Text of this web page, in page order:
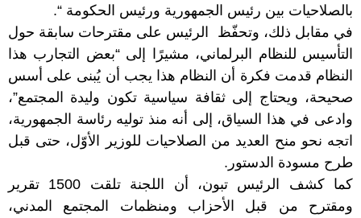
بالصلاحيات بين رئيس الجمهورية ورئيس الحكومة “.
في مقابل ذلك، وتحفّظ الرئيس على مقترحات سابقة حول
التأسيس للنظام البرلماني، مشيرًا إلى “بعض التجارب هذا
النظام قدمت فكرة أن النظام هذا يجب أن يُبنى على أسس
صحيحة، ويحتاج إلى ثقافة سياسية تكون وليدة المجتمع”،
وادعى في هذا السياق، إلى أنه منذ توليه رئاسة الجمهورية،
اتجه نحو منح العديد من الصلاحيات للوزير الأوّل، حتى قبل
طرح مسودة الدستور.
كما كشف الرئيس تبون، أن اللجنة تلقت 1500 تقرير
ومقترح من قبل الأحزاب ومنظمات المجتمع المدني،